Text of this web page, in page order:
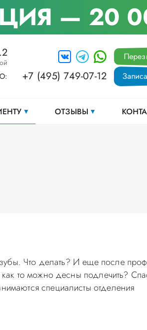
— 20
+7 (495) 749-07-12
ОТЗЫВЫ
Что делать? И еще после
то можно десны подлечить?
специалисты отделения